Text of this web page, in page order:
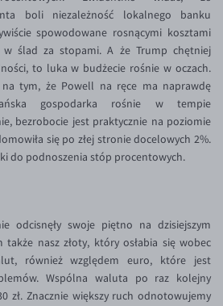
boli niezależność lokalnego banku
spowodowane rosnącymi kosztami
w ślad za stopami. A że Trump chętniej
to luka w budżecie rośnie w oczach.
tym, że Powell na ręce ma naprawdę
gospodarka rośnie w tempie
bezrobocie jest praktycznie na poziomie
się po złej stronie docelowych 2%.
do podnoszenia stóp procentowych.
odcisnęły swoje piętno na dzisiejszym
także nasz złoty, który osłabia się wobec
również względem euro, które jest
Wspólna waluta po raz kolejny
zł. Znacznie większy ruch odnotowujemy